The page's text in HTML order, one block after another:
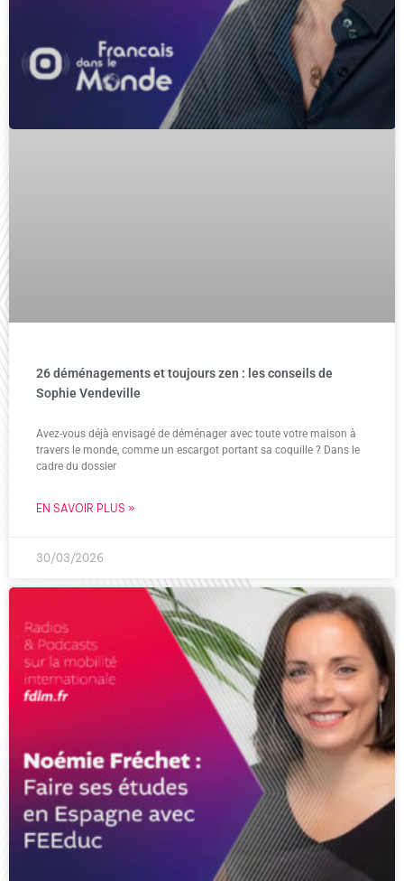
26 déménagements et toujours zen : les conseils de
Sophie Vendeville
Avez-vous déjà envisagé de déménager avec toute votre maison à
travers le monde, comme un escargot portant sa coquille ? Dans le
cadre du dossier
EN SAVOIR PLUS »
30/03/2026